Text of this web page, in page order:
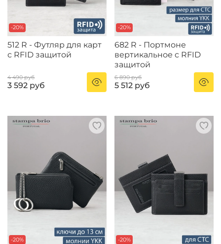
-20%
512 R - Футляр для карт
с RFID защитой
4 490 руб
3 592 руб
-20%
682 R - Портмоне
вертикальное c RFID
защитой
6 890 руб
5 512 руб
-20% -20%